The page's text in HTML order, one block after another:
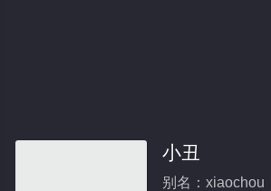
小丑
别名：xiaochou